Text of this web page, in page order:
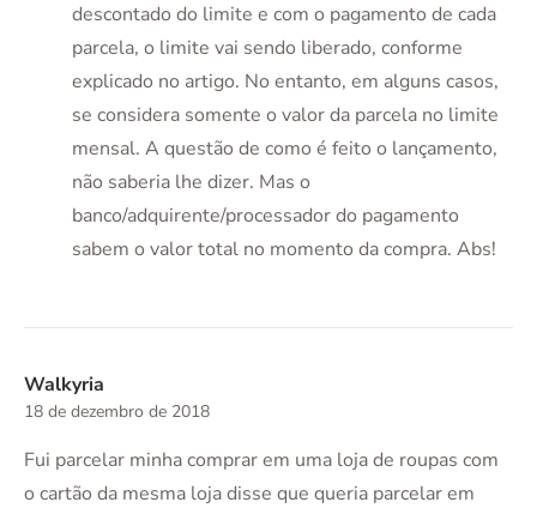
descontado do limite e com o pagamento de cada
parcela, o limite vai sendo liberado, conforme
explicado no artigo. No entanto, em alguns casos,
se considera somente o valor da parcela no limite
mensal. A questão de como é feito o lançamento,
não saberia lhe dizer. Mas o
banco/adquirente/processador do pagamento
sabem o valor total no momento da compra. Abs!
Walkyria
18 de dezembro de 2018
Fui parcelar minha comprar em uma loja de roupas com
o cartão da mesma loja disse que queria parcelar em